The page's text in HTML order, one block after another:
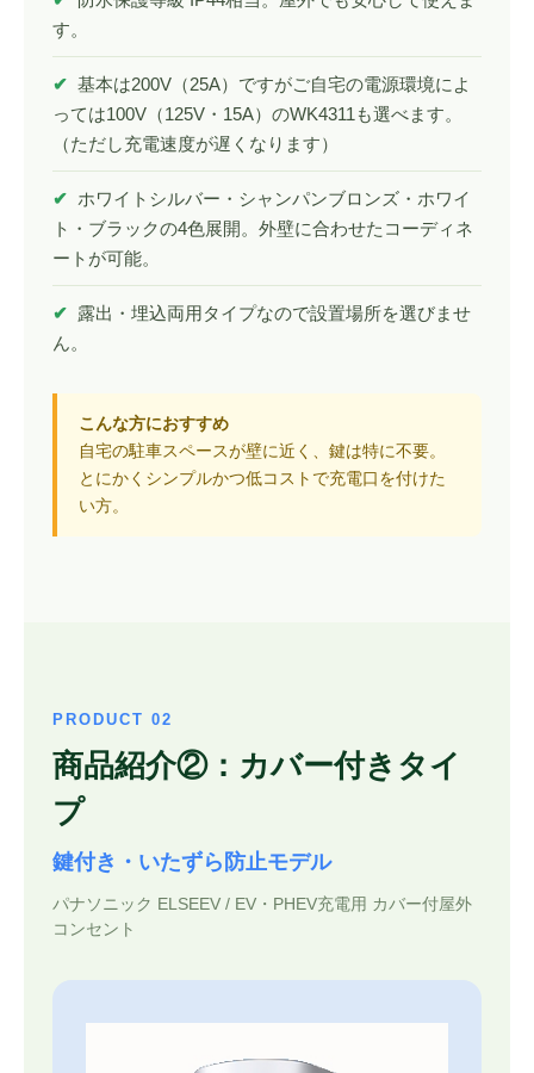
す。
✔ 基本は200V（25A）ですがご自宅の電源環境によ
っては100V（125V・15A）のWK4311も選べます。
（ただし充電速度が遅くなります）
✔ ホワイトシルバー・シャンパンブロンズ・ホワイ
ト・ブラックの4色展開。外壁に合わせたコーディネ
ートが可能。
✔ 露出・埋込両用タイプなので設置場所を選びませ
ん。
こんな方におすすめ
自宅の駐車スペースが壁に近く、鍵は特に不要。
とにかくシンプルかつ低コストで充電口を付けた
い方。
PRODUCT 02
商品紹介②：カバー付きタイ
プ
鍵付き・いたずら防止モデル
パナソニック ELSEEV / EV・PHEV充電用 カバー付屋外
コンセント